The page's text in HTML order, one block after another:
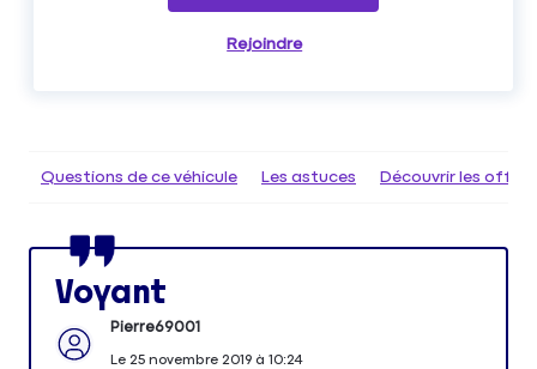
Rejoindre
Questions de ce véhicule Les astuces Découvrir les
Voyant
Pierre69001
Le 25 novembre 2019à 10:24